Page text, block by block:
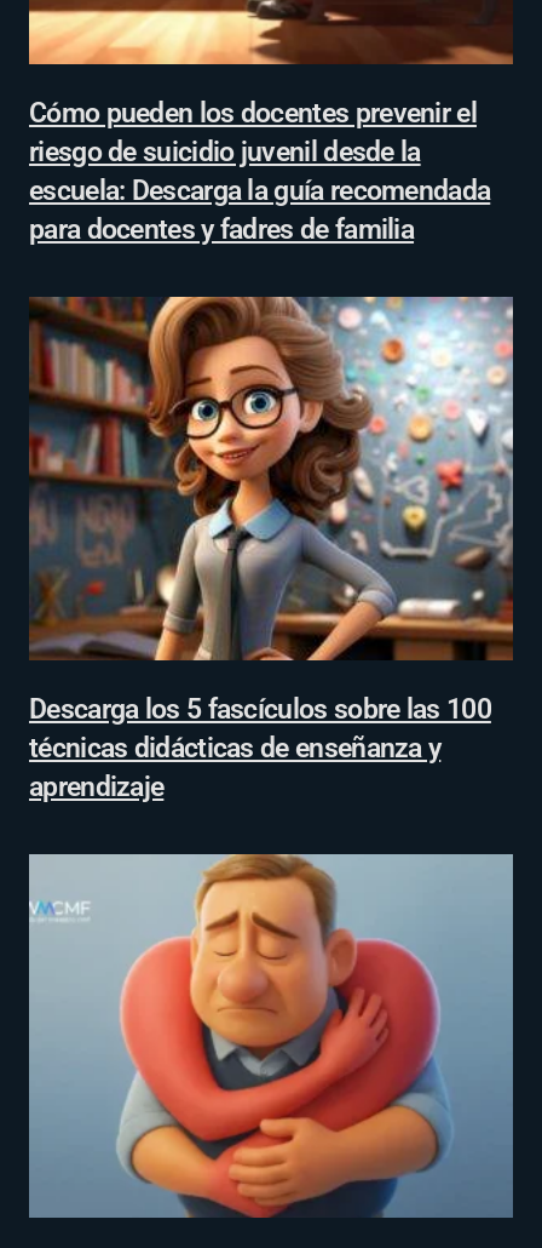
Cómo pueden los docentes prevenir el
riesgo de suicidio juvenil desde la
escuela: Descarga la guía recomendada
para docentes y fadres de familia
Descarga los 5 fascículos sobre las 100
técnicas didácticas de enseñanza y
aprendizaje